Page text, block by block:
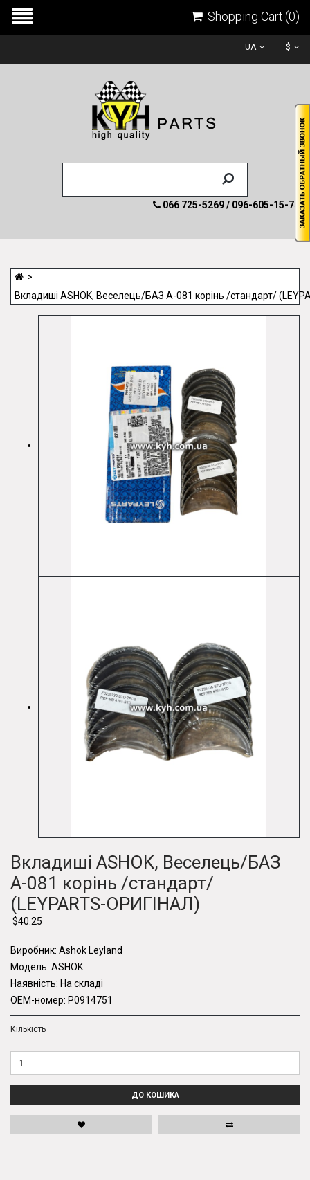
UA $
066 725-5269 / 096-605-15-74
Shopping Cart(0)
Вкладиші ASHOK, Веселець/БАЗ А-081 корінь /стандарт/
Вкладиші ASHOK, Веселець/БАЗ
А-081 корінь /стандарт/
(LEYPARTS-ОРИГІНАЛ)
$40.25
Виробник: Ashok Leyland
Модель: ASHOK
Наявність: На складі
OEM-номер: P0914751
Кількість
ДО КОШИКА